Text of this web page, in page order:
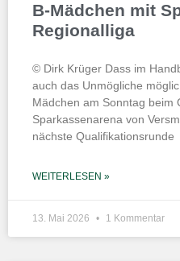
B-Mädchen mit
Regionalliga
© Dirk Krüger Dass im
auch das Unmögliche
Mädchen am Sonntag beim
Sparkassenarena von
nächste Qualifikationsrunde
WEITERLESEN »
13. Mai 2026 1 Kommentar